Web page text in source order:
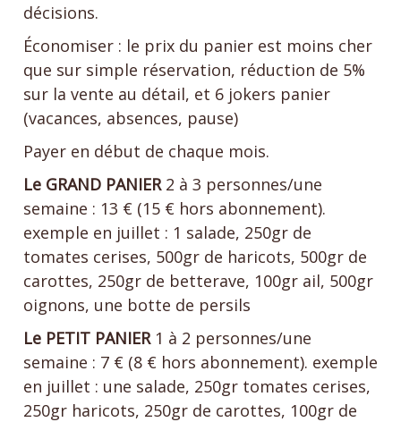
décisions.
Économiser : le prix du panier est moins cher
que sur simple réservation, réduction de 5%
sur la vente au détail, et 6 jokers panier
(vacances, absences, pause)
Payer en début de chaque mois.
Le GRAND PANIER2 à 3 personnes/une
semaine : 13 € (15 € hors abonnement).
exemple en juillet : 1 salade, 250gr de
tomates cerises, 500gr de haricots, 500gr de
carottes, 250gr de betterave, 100gr ail, 500gr
oignons, une botte de persils
Le PETIT PANIER1 à 2 personnes/une
semaine : 7 € (8 € hors abonnement). exemple
en juillet : une salade, 250gr tomates cerises,
250gr haricots, 250gr de carottes, 100gr de